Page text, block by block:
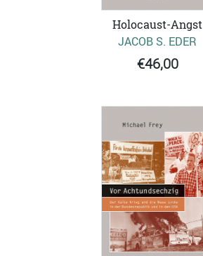
Holocaust-Angst
JACOB S. EDER
€46,00